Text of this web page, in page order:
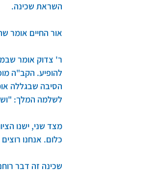
השראת שכינה.
אור החיים אומר
ר' צדוק אומר
להופיע. הקב"ה
הסיבה שבגללה
לשלמה המלך:
מצד שני, ישנו
כלום. אנחנו
שכינה זה דבר